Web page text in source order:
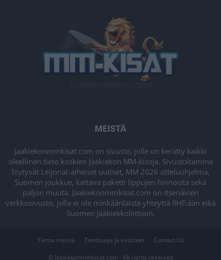
MEISTÄ
Jaakiekonmmkisat.com on sivusto, jolle on kerätty kaikki
oleellinen tieto koskien Jääkiekon MM-kisoja. Sivustoltamme
löytyvät Leijonat-aiheiset uutiset, MM 2026 otteluohjelma,
Suomen joukkue, kattava paketti lippujen hinnoista sekä
paljon muuta. Jaakiekonmmkisat.com on itsenäinen
verkkosivusto, jolla ei ole minkäänlaista yhteyttä IIHF:ään eikä
Suomen Jääkiekkoliittoon.
Tietoa meistä Tietosuoja ja evästeet Contact Us
© Jaakiekonmmkisat.com - All rights reserved